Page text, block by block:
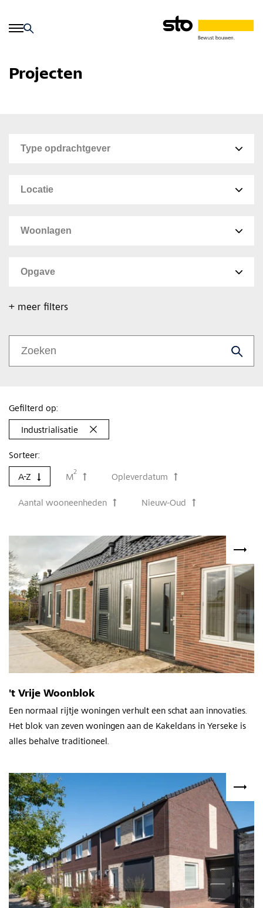
Projecten
+ meer filters
Gefilterd op:
Industrialisatie
Sorteer:
A-Z M
2
Opleverdatum
Aantal wooneenheden Nieuw-Oud
't Vrije Woonblok
Een normaal rijtje woningen verhult een schat aan innovaties.
Het blok van zeven woningen aan de Kakeldans in Yerseke is
alles behalve traditioneel.